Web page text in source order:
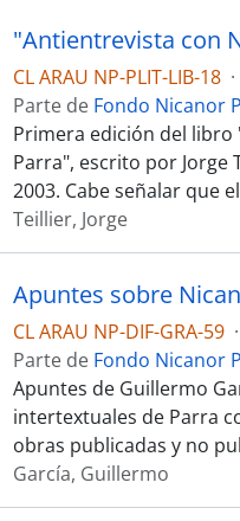
CL ARAU NP-PLIT-LIB-18 ·
Parte de Fondo Nicanor
Primera edición del
Parra", escrito por Jorge
2003. Cabe señalar que
Teillier, Jorge
Apuntes sobre
CL ARAU NP-DIF-GRA-59 ·
Parte de Fondo Nicanor
Apuntes de Guillermo
intertextuales de Parra
obras publicadas y no
García, Guillermo